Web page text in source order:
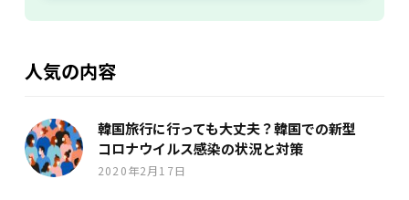
人気の内容
韓国旅行に行っても大丈夫？韓国での新型
コロナウイルス感染の状況と対策
2020年2月17日